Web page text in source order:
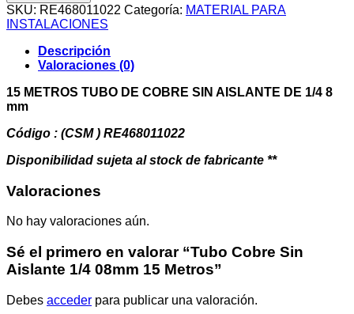
Sin
Aislante
1/4
08mm
15
Metros
cantidad
SKU: RE468011022 Categoría: MATERIAL PARA
INSTALACIONES
Descripción
Valoraciones (0)
15 METROS TUBO DE COBRE SIN AISLANTE DE 1/4 8
mm
Código : (CSM ) RE468011022
Disponibilidad sujeta al stock de fabricante **
Valoraciones
No hay valoraciones aún.
Sé el primero en valorar “Tubo Cobre Sin
Aislante 1/4 08mm 15 Metros”
Debes acceder para publicar una valoración.